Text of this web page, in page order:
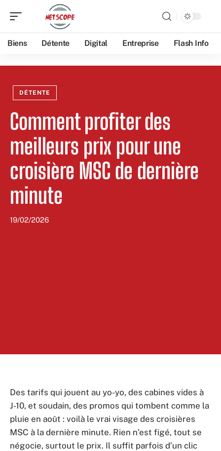
Biens Détente Digital Entreprise Flash Info
DÉTENTE
Comment profiter des
meilleurs prix pour une
croisière MSC de dernière
minute
19/02/2026
Des tarifs qui jouent au yo-yo, des cabines vides à
J-10, et soudain, des promos qui tombent comme la
pluie en août : voilà le vrai visage des croisières
MSC à la dernière minute. Rien n’est figé, tout se
négocie, surtout le prix. Il suffit parfois d’un clic